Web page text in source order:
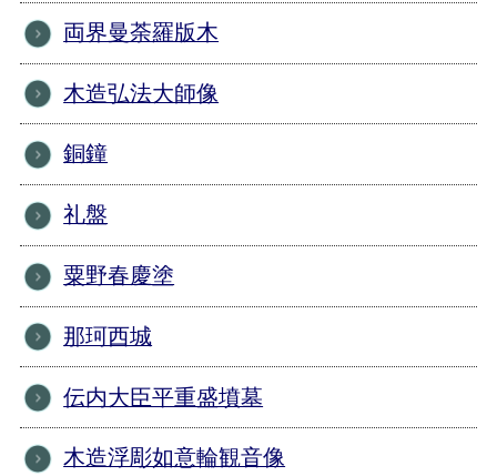
両界曼荼羅版木
木造弘法大師像
銅鐘
礼盤
粟野春慶塗
那珂西城
伝内大臣平重盛墳墓
木造浮彫如意輪観音像